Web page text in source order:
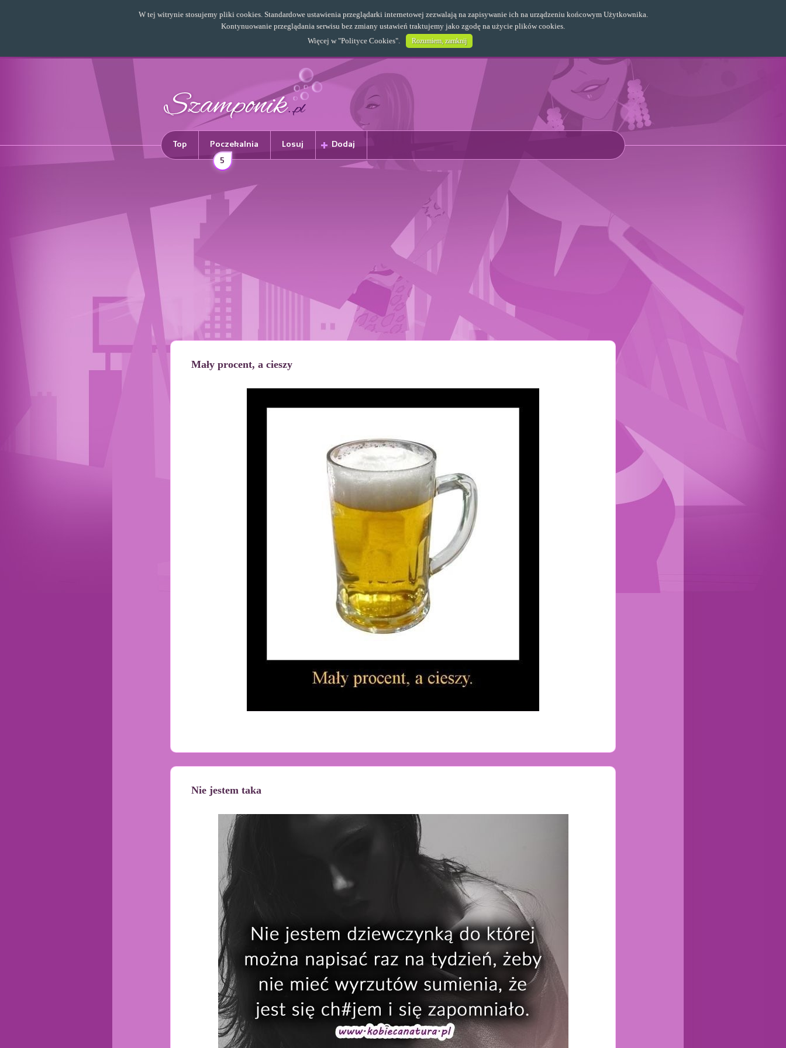
Top Poczekalnia
5
Losuj Dodaj
Mały procent, a cieszy
Nie jestem taka
W tej witrynie stosujemy pliki cookies. Standardowe ustawienia przeglądarki internetowej zezwalają na zapisywanie ich na urządzeniu końcowym Użytkownika.
Kontynuowanie przeglądania serwisu bez zmiany ustawień traktujemy jako zgodę na użycie plików cookies.
Więcej w "Polityce Cookies". Rozumiem, zamknij